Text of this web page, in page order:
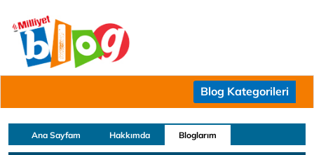
Blog Kategorileri
Ana Sayfam Hakkımda Bloglarım